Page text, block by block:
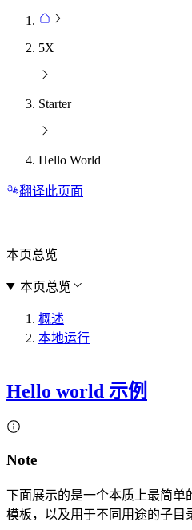
5X
Starter
Hello World
翻译此页面
Hello world 示例
Note
下面展示的是一个本质上最简单
模板，以及用于不同用途的子目
本页总览
本页总览
概述
本地运行